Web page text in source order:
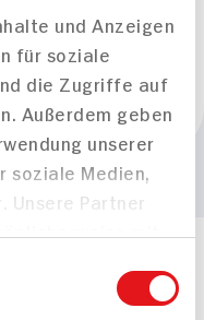
und Anzeigen
für soziale
die Zugriffe auf
Außerdem geben
unserer
soziale Medien,
Unsere Partner
im Rahmen